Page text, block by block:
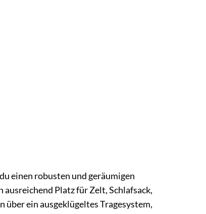
einen robusten und geräumigen
ausreichend Platz für Zelt, Schlafsack,
über ein ausgeklügeltes Tragesystem,